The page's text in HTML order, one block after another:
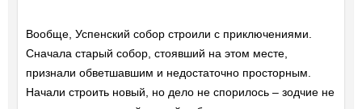
Вообще, Успенский собор строили с приключениями.
Сначала старый собор, стоявший на этом месте,
признали обветшавшим и недостаточно просторным.
Начали строить новый, но дело не спорилось – зодчие не